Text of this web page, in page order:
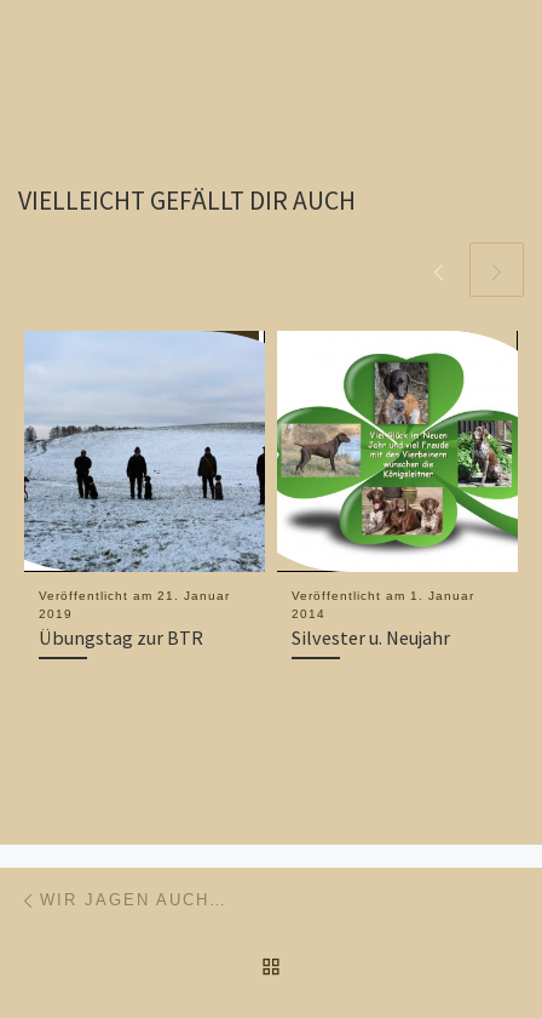
VIELLEICHT GEFÄLLT DIR AUCH
Veröffentlicht am 21. Januar
2019
Übungstag zur BTR
Veröffentlicht am 1. Januar
2014
Silvester u. Neujahr
Beitragsnavigation
WIR JAGEN AUCH…